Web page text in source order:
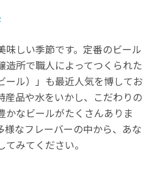
味しい季節です。定番のビール
造所で職人によってつくられた
ール）」も最近人気を博してお
産品や水をいかし、こだわりの
かなビールがたくさんありま
様なフレーバーの中から、あな
みてください。